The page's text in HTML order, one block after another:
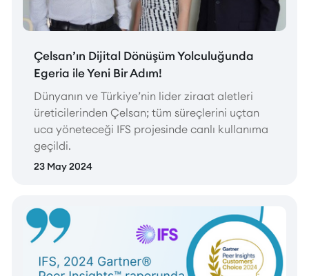
Çelsan’ın Dijital Dönüşüm Yolculuğunda
Egeria ile Yeni Bir Adım!
Dünyanın ve Türkiye’nin lider ziraat aletleri
üreticilerinden Çelsan; tüm süreçlerini uçtan
uca yöneteceği IFS projesinde canlı kullanıma
geçildi.
23 May 2024